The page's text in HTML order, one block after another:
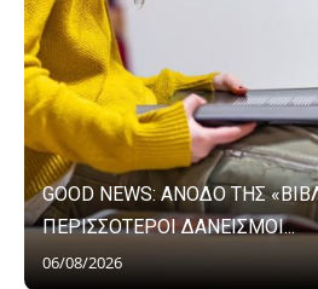
GOOD NEWS: ΑΝΟΔΟ ΤΗΣ
ΠΕΡΙΣΣΟΤΕΡΟΙ ΔΑΝΕΙΣΜΟΙ...
06/08/2026